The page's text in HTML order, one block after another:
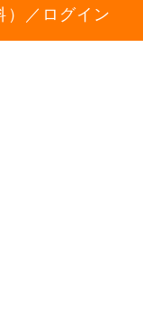
）／ログイン